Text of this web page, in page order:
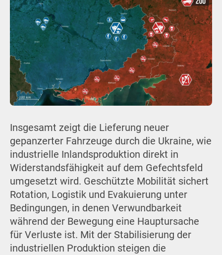
Insgesamt zeigt die Lieferung neuer
gepanzerter Fahrzeuge durch die Ukraine, wie
industrielle Inlandsproduktion direkt in
Widerstandsfähigkeit auf dem Gefechtsfeld
umgesetzt wird. Geschützte Mobilität sichert
Rotation, Logistik und Evakuierung unter
Bedingungen, in denen Verwundbarkeit
während der Bewegung eine Hauptursache
für Verluste ist. Mit der Stabilisierung der
industriellen Produktion steigen die